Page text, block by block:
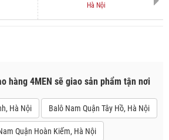
Hà Nội
hàng 4MEN sẽ giao sản phẩm tận nơi
Hà Nội Balô Nam Quận Tây Hồ, Hà Nội
Quận Hoàn Kiếm, Hà Nội